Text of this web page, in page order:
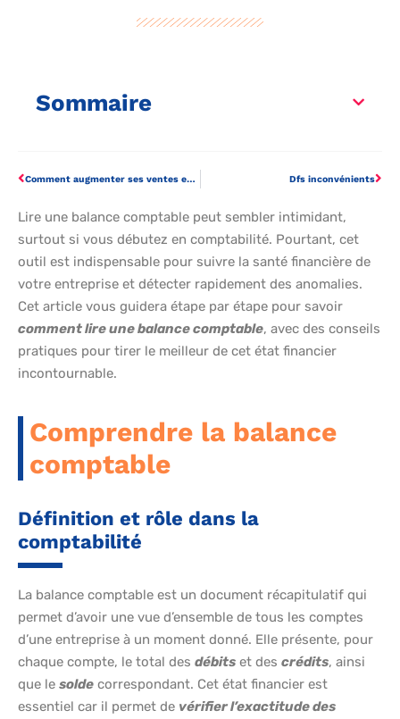
Sommaire
Comment augmenter ses ventes en magasin Dfs inconvénients
Lire une balance comptable peut sembler intimidant,
surtout si vous débutez en comptabilité. Pourtant, cet
outil est indispensable pour suivre la santé financière de
votre entreprise et détecter rapidement des anomalies.
Cet article vous guidera étape par étape pour savoir
comment lire une balance comptable, avec des conseils
pratiques pour tirer le meilleur de cet état financier
incontournable.
Comprendre la balance
comptable
Définition et rôle dans la
comptabilité
La balance comptable est un document récapitulatif qui
permet d’avoir une vue d’ensemble de tous les comptes
d’une entreprise à un moment donné. Elle présente, pour
chaque compte, le total des débits et des crédits, ainsi
que le solde correspondant. Cet état financier est
essentiel car il permet de vérifier l’exactitude des